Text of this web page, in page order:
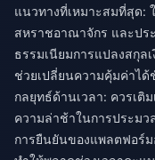
แนวทางที่เหมาะสมที่สุด:
สหราชอาณาจักร และปร
ธรรมเนียมการแปลงสกุล
ช่วยเปลี่ยนความคุ้มค่าได้
กลยุทธ์ด้านเวลา: ควรเติม
ความล่าช้าในการประม
การยืนยันของแพลตฟอร์